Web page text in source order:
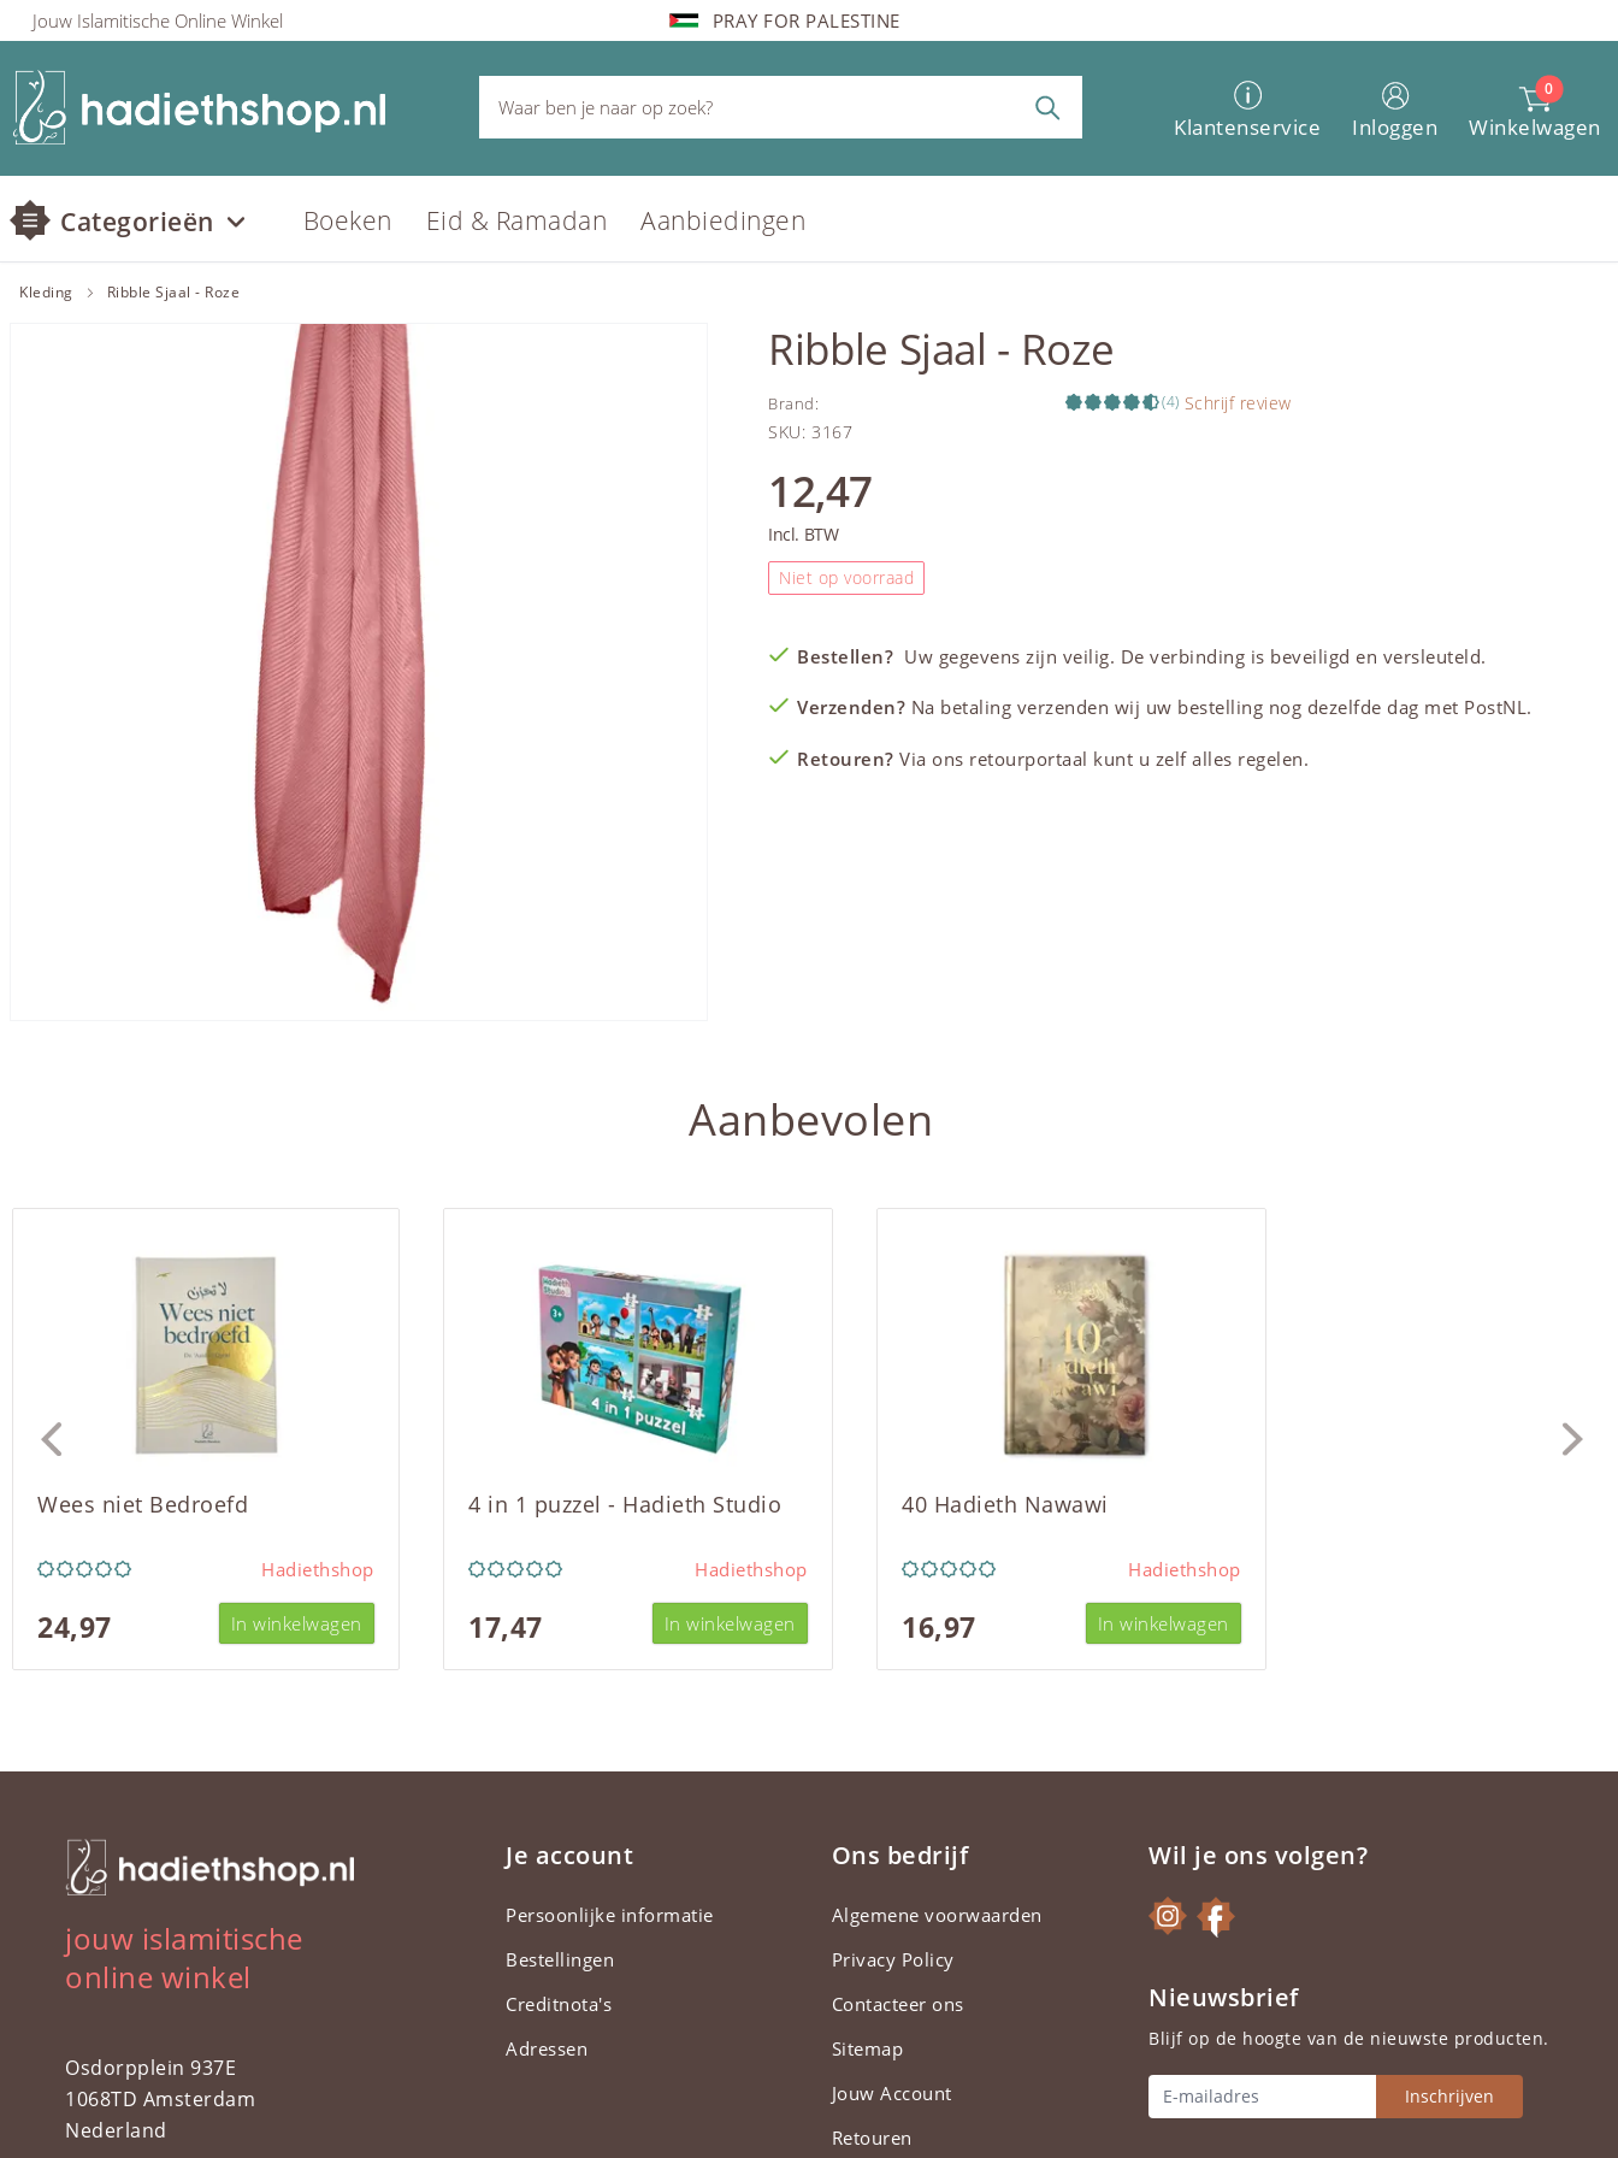
Jouw Islamitische Online Winkel PRAY FOR PALESTINE
Klantenservice Inloggen
0
Winkelwagen
Categorieën Boeken Eid & Ramadan Aanbiedingen
Kleding Ribble Sjaal - Roze
Ribble Sjaal - Roze
Brand: (4) Schrijf review
SKU: 3167
12,47
Incl. BTW
Niet op voorraad
Bestellen? Uw gegevens zijn veilig. De verbinding is beveiligd en versleuteld.
Verzenden? Na betaling verzenden wij uw bestelling nog dezelfde dag met PostNL.
Retouren? Via ons retourportaal kunt u zelf alles regelen.
Aanbevolen
Wees niet Bedroefd
Hadiethshop
24,97 In winkelwagen
4 in 1 puzzel - Hadieth Studio
Hadiethshop
17,47 In winkelwagen
40 Hadieth Nawawi
Hadiethshop
16,97 In winkelwagen
jouw islamitische
online winkel
Osdorpplein 937E
1068TD Amsterdam
Nederland
Je account
Persoonlijke informatie
Bestellingen
Creditnota's
Adressen
Ons bedrijf
Algemene voorwaarden
Privacy Policy
Contacteer ons
Sitemap
Jouw Account
Retouren
Wil je ons volgen?
Nieuwsbrief
Blijf op de hoogte van de nieuwste producten.
Inschrijven